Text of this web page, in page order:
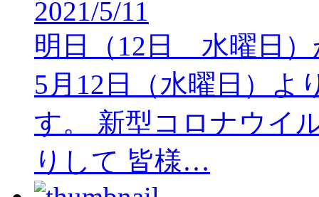
2021/5/11
明日（12日 水曜日）
5月12日（水曜日）よ
す。 新型コロナウイ
りして 皆様…